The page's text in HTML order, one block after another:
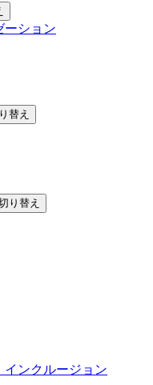
ーション
替え
り替え
インクルージョン